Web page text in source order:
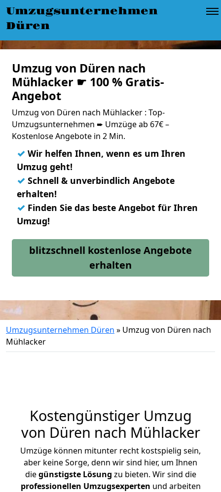
Umzugsunternehmen
Düren
Umzug von Düren nach
Mühlacker ☛ 100 % Gratis-
Angebot
Umzug von Düren nach Mühlacker : Top-
Umzugsunternehmen ➨ Umzüge ab 67€ –
Kostenlose Angebote in 2 Min.
✓ Wir helfen Ihnen, wenn es um Ihren
Umzug geht!
✓ Schnell & unverbindlich Angebote
erhalten!
✓ Finden Sie das beste Angebot für Ihren
Umzug!
blitzschnell kostenlose Angebote
erhalten
Umzugsunternehmen Düren » Umzug von Düren nach
Mühlacker
Kostengünstiger Umzug
von Düren nach Mühlacker
Umzüge können mitunter recht kostspielig sein,
aber keine Sorge, denn wir sind hier, um Ihnen
diegünstigste Lösung zu bieten. Wir sind die
professionellen Umzugsexperten und arbeiten